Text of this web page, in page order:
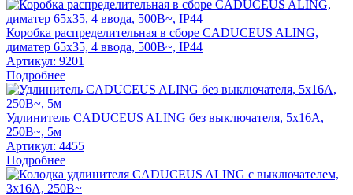
Коробка распределительная в сборе CADUCEUS ALING,
диматер 65х35, 4 ввода, 500В~, IP44
Артикул: 9201
Подробнее
Удлинитель CADUCEUS ALING без выключателя, 5х16А,
250В~, 5м
Артикул: 4455
Подробнее